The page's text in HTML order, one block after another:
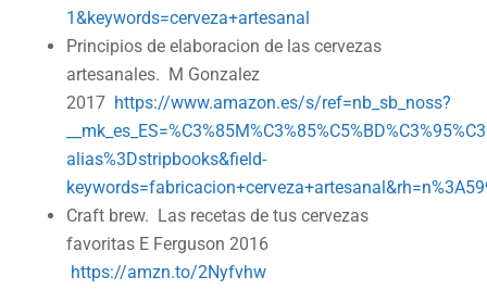
1&keywords=cerveza+artesanal
Principios de elaboracion de las cervezas
artesanales. M Gonzalez
2017https://www.amazon.es/s/ref=nb_sb_noss?
alias%3Dstripbooks&field-
Craft brew. Las recetas de tus cervezas
favoritas E Ferguson 2016
https://amzn.to/2Nyfvhw